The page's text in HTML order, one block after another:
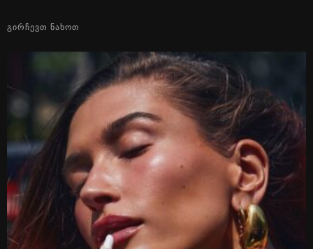
ᲒᲘᲠᲩᲔᲕᲗ ᲜᲐᲮᲝᲗ